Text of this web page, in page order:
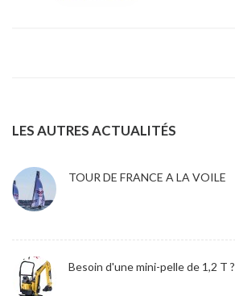
LES AUTRES ACTUALITÉS
TOUR DE FRANCE A LA VOILE
Besoin d'une mini-pelle de 1,2 T ?